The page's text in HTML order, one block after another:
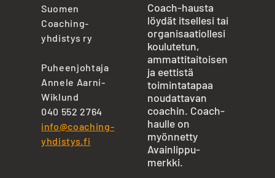
Suomen
Coaching-
yhdistys ry
Puheenjohtaja
Annele Aarni-
Wiklund
040 552 2764
info@coaching-
yhdistys.fi
Coach-hausta
löydät itsellesi tai
organisaatiollesi
koulutetun,
ammattitaitoisen
ja eettistä
toimintatapaa
noudattavan
coachin. Coach-
haulle on
myönnetty
Avainlippu-
merkki.